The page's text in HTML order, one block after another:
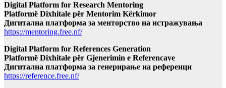
Digital Platform for Research Mentoring
Platformë Dixhitale për Mentorim Kërkimor
Дигитална платформа за менторство на истражувања
https://mentoring.free.nf/
Digital Platform for References Generation
Platformë Dixhitale për Gjenerimin e Referencave
Дигитална платформа за генерирање на референци
https://reference.free.nf/